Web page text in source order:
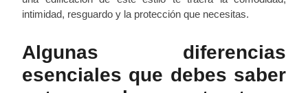
intimidad, resguardo y la protección que necesitas.
Algunas diferencias
esenciales que debes saber